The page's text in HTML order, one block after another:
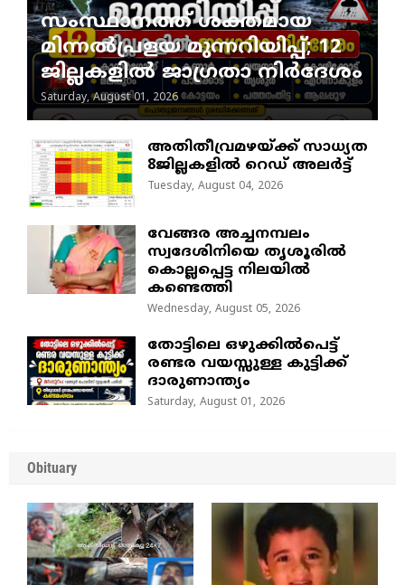
സംസ്ഥാനത്ത് ശക്തമായ
മിന്നൽപ്രളയ മുന്നറിയിപ്പ്; 12
ജില്ലകളിൽ ജാഗ്രതാ നിർദേശം
Saturday, August 01, 2026
അതിതീവ്രമഴയ്ക്ക് സാധ്യത
8ജില്ലകളിൽ റെഡ് അലർട്ട്
Tuesday, August 04, 2026
വേങ്ങര അച്ചനമ്പലം
സ്വദേശിനിയെ തൃശൂരിൽ
കൊല്ലപ്പെട്ട നിലയിൽ
കണ്ടെത്തി
Wednesday, August 05, 2026
തോട്ടിലെ ഒഴുക്കിൽപെട്ട്
രണ്ടര വയസ്സുള്ള കുട്ടിക്ക്
ദാരുണാന്ത്യം
Saturday, August 01, 2026
Obituary